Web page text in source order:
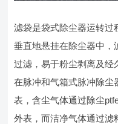
滤袋是袋式除尘器运转过
垂直地悬挂在除尘器中，
过滤，易于粉尘剥离及经
在脉冲和气箱式脉冲除尘
表，含尘气体通过除尘
外表，而洁净气体通过滤